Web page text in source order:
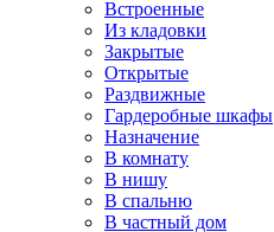
Встроенные
Из кладовки
Закрытые
Открытые
Раздвижные
Гардеробные шкафы
Назначение
В комнату
В нишу
В спальню
В частный дом